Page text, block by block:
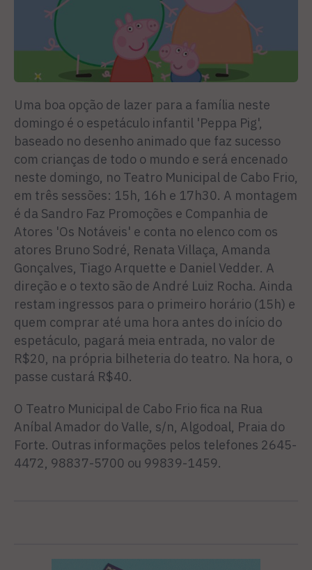
Uma boa opção de lazer para a família neste
domingo é o espetáculo infantil 'Peppa Pig',
baseado no desenho animado que faz sucesso
com crianças de todo o mundo e será encenado
neste domingo, no Teatro Municipal de Cabo Frio,
em três sessões: 15h, 16h e 17h30. A montagem
é da Sandro Faz Promoções e Companhia de
Atores 'Os Notáveis' e conta no elenco com os
atores Bruno Sodré, Renata Villaça, Amanda
Gonçalves, Tiago Arquette e Daniel Vedder. A
direção e o texto são de André Luiz Rocha. Ainda
restam ingressos para o primeiro horário (15h) e
quem comprar até uma hora antes do início do
espetáculo, pagará meia entrada, no valor de
R$20, na própria bilheteria do teatro. Na hora, o
passe custará R$40.
O Teatro Municipal de Cabo Frio fica na Rua
Aníbal Amador do Valle, s/n, Algodoal, Praia do
Forte. Outras informações pelos telefones 2645-
4472, 98837-5700 ou 99839-1459.